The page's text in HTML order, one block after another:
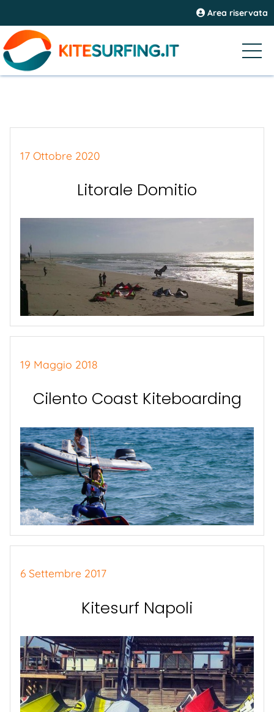
Area riservata
17 Ottobre 2020
Litorale Domitio
19 Maggio 2018
Cilento Coast Kiteboarding
6 Settembre 2017
Kitesurf Napoli